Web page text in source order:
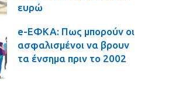
ευρώ
e-ΕΦΚΑ: Πως μπορούν οι
ασφαλισμένοι να βρουν
τα ένσημα πριν το 2002